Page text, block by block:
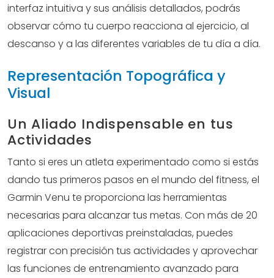
interfaz intuitiva y sus análisis detallados, podrás
observar cómo tu cuerpo reacciona al ejercicio, al
descanso y a las diferentes variables de tu día a día.
Representación Topográfica y
Visual
Un Aliado Indispensable en tus
Actividades
Tanto si eres un atleta experimentado como si estás
dando tus primeros pasos en el mundo del fitness, el
Garmin Venu te proporciona las herramientas
necesarias para alcanzar tus metas. Con más de 20
aplicaciones deportivas preinstaladas, puedes
registrar con precisión tus actividades y aprovechar
las funciones de entrenamiento avanzado para